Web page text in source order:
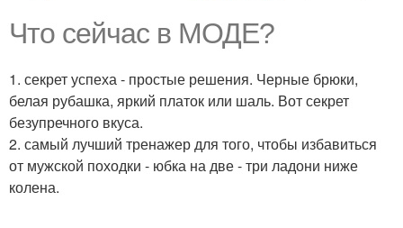
Что сейчас в МОДЕ?
1. секрет успеха - простые решения. Черные брюки,
белая рубашка, яркий платок или шаль. Вот секрет
безупречного вкуса.
2. самый лучший тренажер для того, чтобы избавиться
от мужской походки - юбка на две - три ладони ниже
колена.